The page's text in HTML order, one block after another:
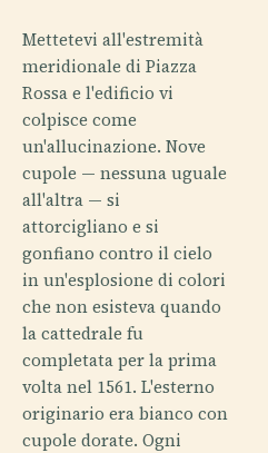
Mettetevi all'estremità
meridionale di Piazza
Rossa e l'edificio vi
colpisce come
un'allucinazione. Nove
cupole — nessuna uguale
all'altra — si
attorcigliano e si
gonfiano contro il cielo
in un'esplosione di colori
che non esisteva quando
la cattedrale fu
completata per la prima
volta nel 1561. L'esterno
originario era bianco con
cupole dorate. Ogni